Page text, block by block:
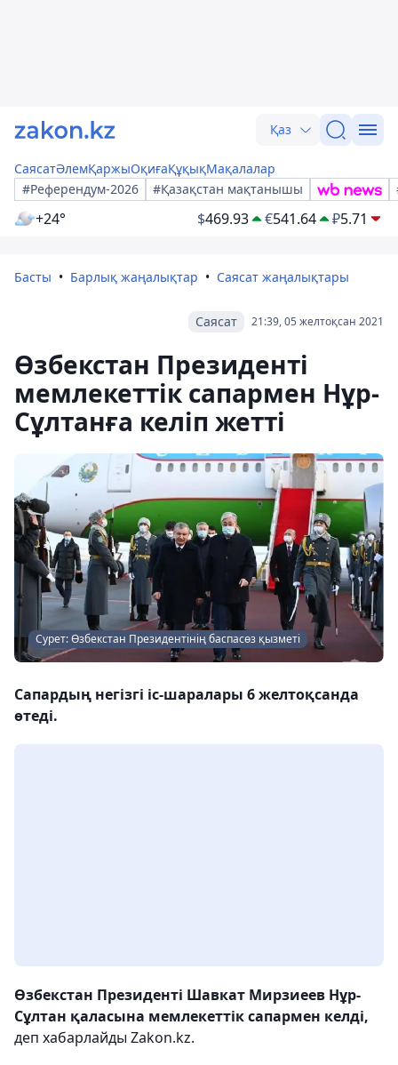
Қаз
СаясатӘлемҚаржыОқиғаҚұқықМақалалар
#Референдум-2026
#Қазақстан мақтанышы
+24° $469.93 €541.64 ₽5.71
Басты Барлық жаңалықтар Саясат жаңалықтары
21:39, 05 желтоқсан 2021
Саясат
Өзбекстан Президенті
мемлекеттік сапармен Нұр-
Сұлтанға келіп жетті
Сурет: Өзбекстан Президентінің баспасөз қызметі
Сапардың негізгі іс-шаралары 6 желтоқсанда
өтеді.
Өзбекстан Президенті Шавкат Мирзиеев Нұр-
Cұлтан қаласына мемлекеттік сапармен келді,
деп хабарлайды Zakon.kz.